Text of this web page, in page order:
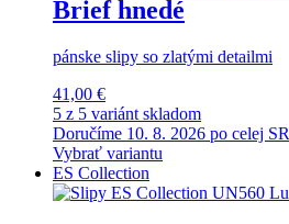
Brief hnedé
pánske slipy so zlatými detailmi
41,00 €
5 z 5 variánt skladom
Doručíme 10. 8. 2026 po celej SR
Vybrať variantu
ES Collection